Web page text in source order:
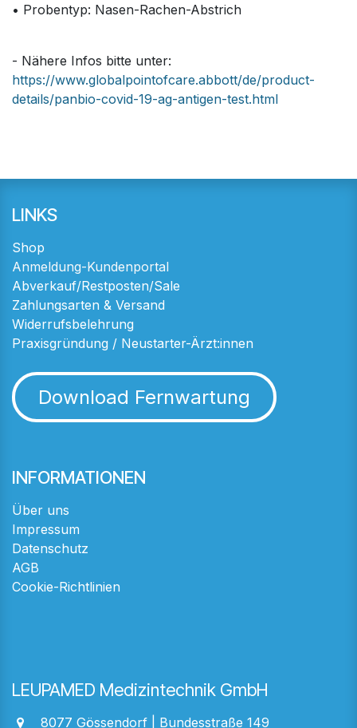
• Probentyp: Nasen-Rachen-Abstrich
- Nähere Infos bitte unter:
https://www.globalpointofcare.abbott/de/product-
details/panbio-covid-19-ag-antigen-test.html
LINKS
Shop
Anmeldung-Kundenportal
Abverkauf/Restposten/Sale
Zahlungsarten & Versand
Widerrufsbelehrung
Praxisgründung / Neustarter-Ärzt:innen
Download Fernwartung
INFORMATIONEN
Über uns
Impressum
Datenschutz
AGB
Cookie-Richtlinien
LEUPAMED Medizintechnik GmbH
8077 Gössendorf | Bundesstraße 149